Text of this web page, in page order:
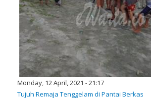
Monday, 12 April, 2021 - 21:17
Tujuh Remaja Tenggelam di Pantai Berkas